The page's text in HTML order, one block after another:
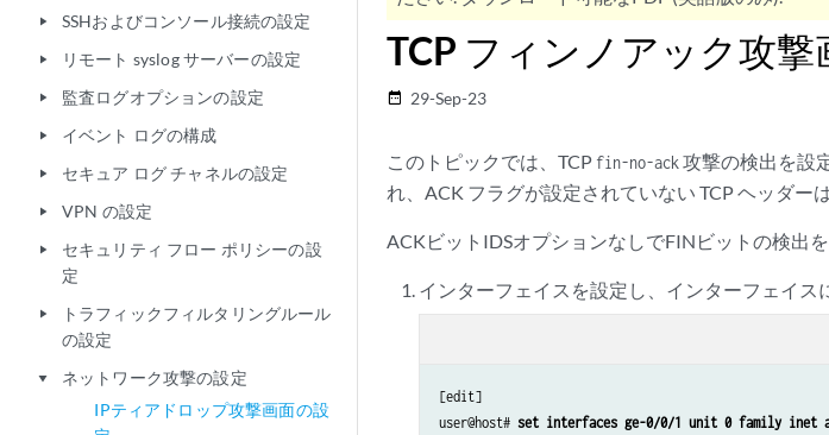
play_arrow SSHおよびコンソール接続の設定
play_arrow リモート syslog サーバーの設定
play_arrow 監査ログオプションの設定
play_arrow イベント ログの構成
play_arrow セキュア ログ チャネルの設定
play_arrow VPN の設定
play_arrow
セキュリティ フロー ポリシーの設
定
play_arrow
トラフィックフィルタリングルール
の設定
play_arrow
ネットワーク攻撃の設定
IPティアドロップ攻撃画面の設
TCP フィンノアック攻撃
date_range 29-Sep-23
このトピックでは、TCP fin-no-ack 攻撃の検出を設
れ、ACK フラグが設定されていない TCP ヘッダー
ACKビットIDSオプションなしでFINビットの検出
インターフェイスを設定し、インターフェイス
[edit]
user@host# set interfaces ge-0/0/1 unit 0 family inet